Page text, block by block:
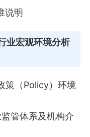
说明
业宏观环境分析
策（Policy）环境
管体系及机构介